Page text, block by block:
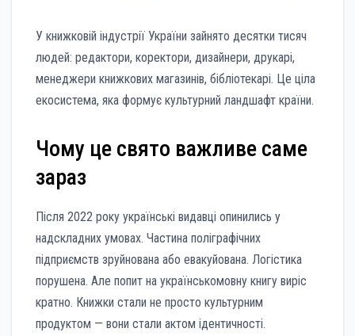
У книжковій індустрії України зайнято десятки тисяч
людей: редактори, коректори, дизайнери, друкарі,
менеджери книжкових магазинів, бібліотекарі. Це ціла
екосистема, яка формує культурний ландшафт країни.
Чому це свято важливе саме
зараз
Після 2022 року українські видавці опинились у
надскладних умовах. Частина поліграфічних
підприємств зруйнована або евакуйована. Логістика
порушена. Але попит на українськомовну книгу виріс
кратно. Книжки стали не просто культурним
продуктом — вони стали актом ідентичності.